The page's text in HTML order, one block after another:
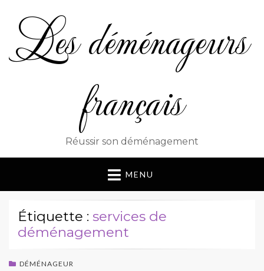
Les déménageurs
français
Réussir son déménagement
MENU
Étiquette : services de
déménagement
DÉMÉNAGEUR